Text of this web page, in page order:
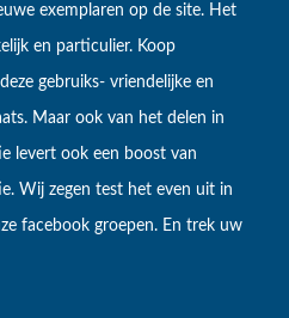
exemplaren op de site. Het
en particulier. Koop
gebruiks- vriendelijke en
Maar ook van het delen in
levert ook een boost van
Wij zegen test het even uit in
facebook groepen. En trek uw